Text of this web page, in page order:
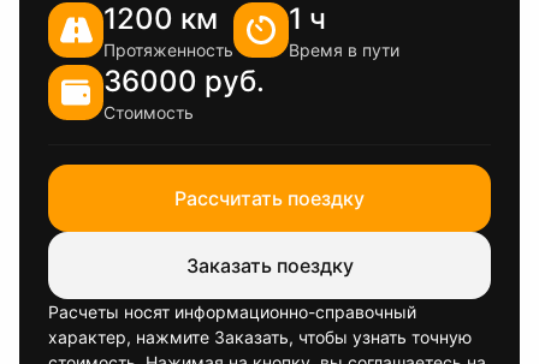
1200 км
Протяженность
1 ч
Время в пути
36000 руб.
Стоимость
Рассчитать поездку
Заказать поездку
Расчеты носят информационно-справочный
характер, нажмите Заказать, чтобы узнать точную